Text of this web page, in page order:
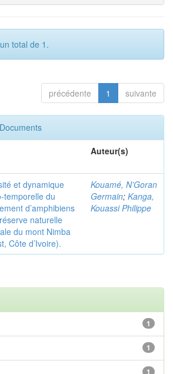
total de 1.
précédente 1 suivante
Auteur(s)
et dynamique
temporelle du
d’amphibiens
naturelle
du mont Nimba
Côte d’Ivoire).
Kouamé, N’Goran
Germain; Kanga,
Kouassi Philippe
1
1
1